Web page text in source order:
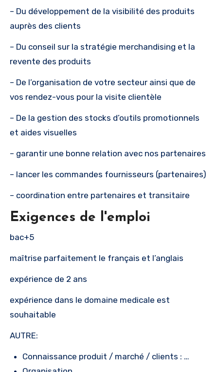
– Du développement de la visibilité des produits
auprès des clients
– Du conseil sur la stratégie merchandising et la
revente des produits
– De l’organisation de votre secteur ainsi que de
vos rendez-vous pour la visite clientèle
– De la gestion des stocks d’outils promotionnels
et aides visuelles
– garantir une bonne relation avec nos partenaires
– lancer les commandes fournisseurs (partenaires)
– coordination entre partenaires et transitaire
Exigences de l'emploi
bac+5
maîtrise parfaitement le français et l’anglais
expérience de 2 ans
expérience dans le domaine medicale est
souhaitable
AUTRE:
Connaissance produit / marché / clients : …